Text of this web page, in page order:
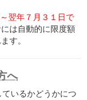
翌年７月３１日で
は自動的に限度額
す。
へ
ているかどうかにつ